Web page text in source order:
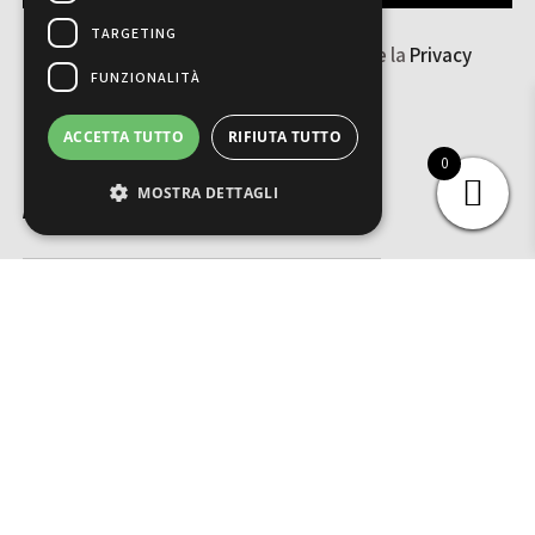
Ho letto e accetto i e la Privacy
Policy
ACQUISTA IN SICUREZZA
0
TARGETING
FUNZIONALITÀ
ACCETTA TUTTO RIFIUTA TUTTO
MOSTRA DETTAGLI